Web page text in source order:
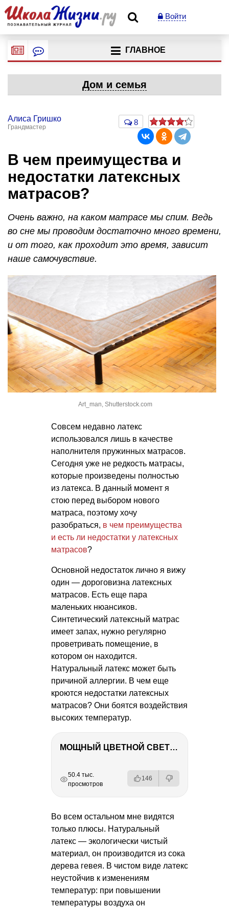
Войти
ГЛАВНОЕ
Дом и семья
Алиса Гришко
Грандмастер
8
В чем преимущества и
недостатки латексных
матрасов?
Очень важно, на каком матрасе мы спим. Ведь
во сне мы проводим достаточно много времени,
и от того, как проходит это время, зависит
наше самочувствие.
Art_man, Shutterstock.com
Совсем недавно латекс
использовался лишь в качестве
наполнителя пружинных матрасов.
Сегодня уже не редкость матрасы,
которые произведены полностью
из латекса. В данный момент я
стою перед выбором нового
матраса, поэтому хочу
разобраться, в чем преимущества
и есть ли недостатки у латексных
матрасов?
Основной недостаток лично я вижу
один — дороговизна латексных
матрасов. Есть еще пара
маленьких нюансиков.
Синтетический латексный матрас
имеет запах, нужно регулярно
проветривать помещение, в
котором он находится.
Натуральный латекс может быть
причиной аллергии. В чем еще
кроются недостатки латексных
матрасов? Они боятся воздействия
высоких температур.
МОЩНЫЙ ЦВЕТНОЙ СВЕТ – NANLITE FC-500C
РЕКЛАМА
РЕКЛАМА
РЕКЛАМА
50.4 тыс.
просмотров
146
Во всем остальном мне видятся
только плюсы. Натуральный
латекс — экологически чистый
материал, он производится из сока
дерева гевея. В чистом виде латекс
неустойчив к изменениям
температур: при повышении
температуры воздуха он